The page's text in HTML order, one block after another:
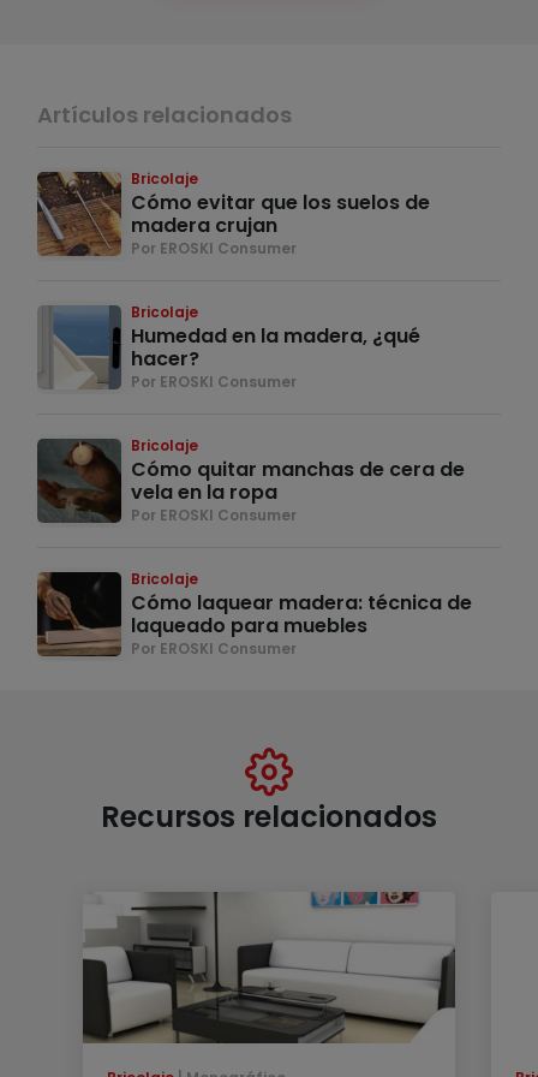
Artículos relacionados
Bricolaje
Cómo evitar que los suelos de
madera crujan
Por EROSKI Consumer
Bricolaje
Humedad en la madera, ¿qué
hacer?
Por EROSKI Consumer
Bricolaje
Cómo quitar manchas de cera de
vela en la ropa
Por EROSKI Consumer
Bricolaje
Cómo laquear madera: técnica de
laqueado para muebles
Por EROSKI Consumer
Recursos relacionados